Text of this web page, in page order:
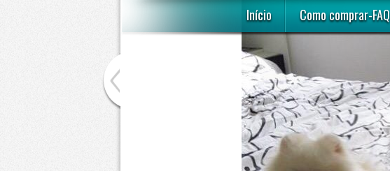
Início
Como comprar-FAQ